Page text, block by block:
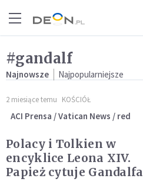
#gandalf
Najnowsze Najpopularniejsze
2 miesiące temu KOŚCIÓŁ
ACI Prensa / Vatican News / red
Polacy i Tolkien w
encyklice Leona XIV.
Papież cytuje Gandalfa